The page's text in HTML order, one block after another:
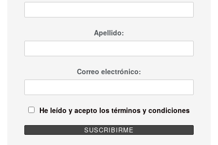
Apellido:
Correo electrónico:
He leído y acepto los términos y condiciones